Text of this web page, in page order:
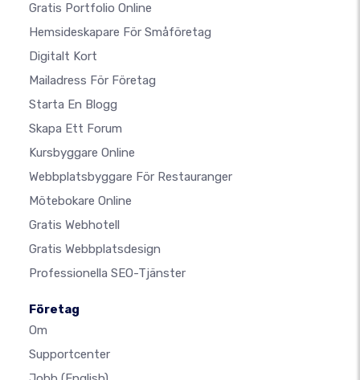
Gratis Portfolio Online
Hemsideskapare För Småföretag
Digitalt Kort
Mailadress För Företag
Starta En Blogg
Skapa Ett Forum
Kursbyggare Online
Webbplatsbyggare För Restauranger
Mötebokare Online
Gratis Webhotell
Gratis Webbplatsdesign
Professionella SEO-Tjänster
Företag
Om
Supportcenter